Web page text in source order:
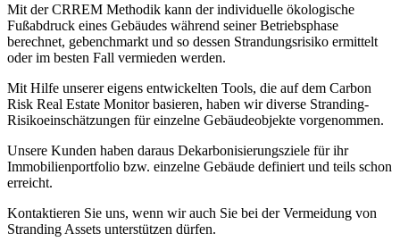
Mit der CRREM Methodik kann der individuelle ökologische
Fußabdruck eines Gebäudes während seiner Betriebsphase
berechnet, gebenchmarkt und so dessen Strandungsrisiko ermittelt
oder im besten Fall vermieden werden.
Mit Hilfe unserer eigens entwickelten Tools, die auf dem Carbon
Risk Real Estate Monitor basieren, haben wir diverse Stranding-
Risikoeinschätzungen für einzelne Gebäudeobjekte vorgenommen.
Unsere Kunden haben daraus Dekarbonisierungsziele für ihr
Immobilienportfolio bzw. einzelne Gebäude definiert und teils schon
erreicht.
Kontaktieren Sie uns, wenn wir auch Sie bei der Vermeidung von
Stranding Assets unterstützen dürfen.